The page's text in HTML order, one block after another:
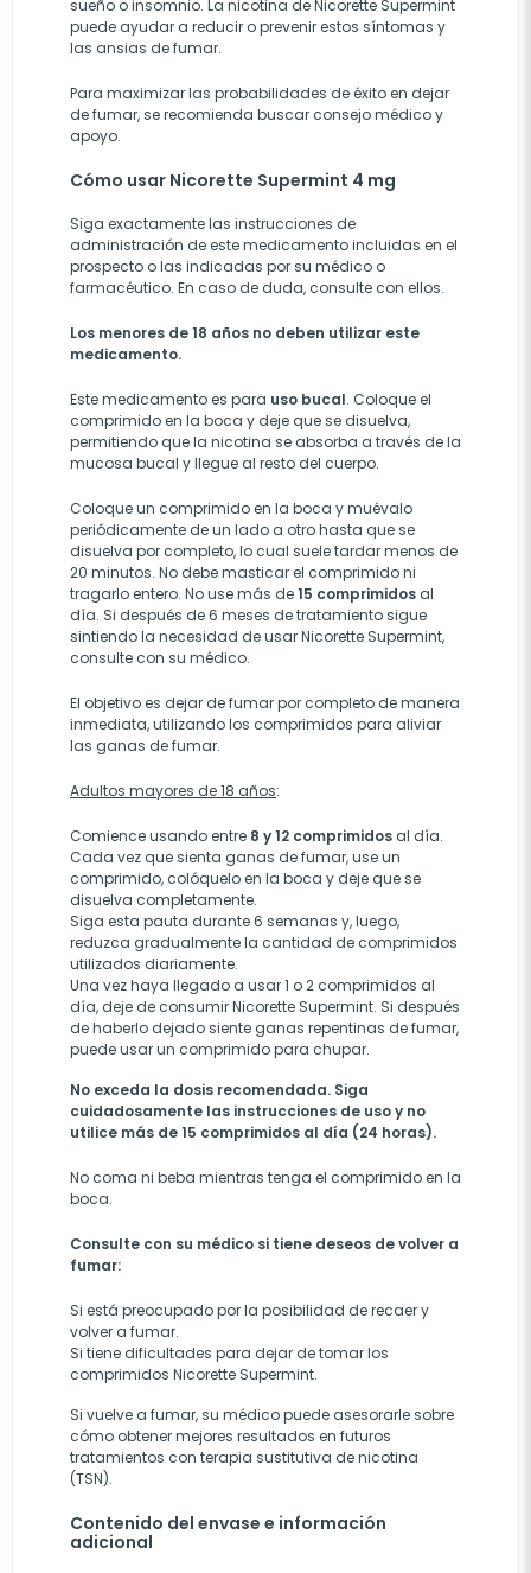
sueño o insomnio. La nicotina de Nicorette Supermint
puede ayudar a reducir o prevenir estos síntomas y
las ansias de fumar.
Para maximizar las probabilidades de éxito en dejar
de fumar, se recomienda buscar consejo médico y
apoyo.
Cómo usar Nicorette Supermint 4 mg
Siga exactamente las instrucciones de
administración de este medicamento incluidas en el
prospecto o las indicadas por su médico o
farmacéutico. En caso de duda, consulte con ellos.
Los menores de 18 años no deben utilizar este
medicamento.
Este medicamento es para uso bucal. Coloque el
comprimido en la boca y deje que se disuelva,
permitiendo que la nicotina se absorba a través de la
mucosa bucal y llegue al resto del cuerpo.
Coloque un comprimido en la boca y muévalo
periódicamente de un lado a otro hasta que se
disuelva por completo, lo cual suele tardar menos de
20 minutos. No debe masticar el comprimido ni
tragarlo entero. No use más de15 comprimidos al
día. Si después de 6 meses de tratamiento sigue
sintiendo la necesidad de usar Nicorette Supermint,
consulte con su médico.
El objetivo es dejar de fumar por completo de manera
inmediata, utilizando los comprimidos para aliviar
las ganas de fumar.
Adultos mayores de 18 años:
Comience usando entre 8 y 12 comprimidos al día.
Cada vez que sienta ganas de fumar, use un
comprimido, colóquelo en la boca y deje que se
disuelva completamente.
Siga esta pauta durante 6 semanas y, luego,
reduzca gradualmente la cantidad de comprimidos
utilizados diariamente.
Una vez haya llegado a usar 1 o 2 comprimidos al
día, deje de consumir Nicorette Supermint. Si después
de haberlo dejado siente ganas repentinas de fumar,
puede usar un comprimido para chupar.
No exceda la dosis recomendada. Siga
cuidadosamente las instrucciones de uso y no
utilice más de 15 comprimidos al día (24 horas).
No coma ni beba mientras tenga el comprimido en la
boca.
Consulte con su médico si tiene deseos de volver a
fumar:
Si está preocupado por la posibilidad de recaer y
volver a fumar.
Si tiene dificultades para dejar de tomar los
comprimidos Nicorette Supermint.
Si vuelve a fumar, su médico puede asesorarle sobre
cómo obtener mejores resultados en futuros
tratamientos con terapia sustitutiva de nicotina
(TSN).
Contenido del envase e información
adicional